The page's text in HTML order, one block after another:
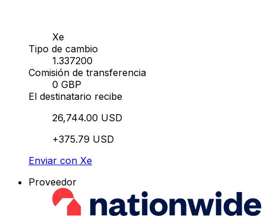
Xe
Tipo de cambio
1.337200
Comisión de transferencia
0 GBP
El destinatario recibe
26,744.00 USD
+375.79 USD
Enviar con Xe
Proveedor